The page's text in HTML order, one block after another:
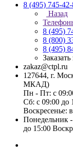
8 (495) 745-42-
Назад
8 (495)
8 (800)
8 (495)
zakaz@ctpl.ru
127644, г.
МКАД)
Пн - Пт: с
Сб: с 09:00 до
Воскресенье:
Понедельник
до 15:00